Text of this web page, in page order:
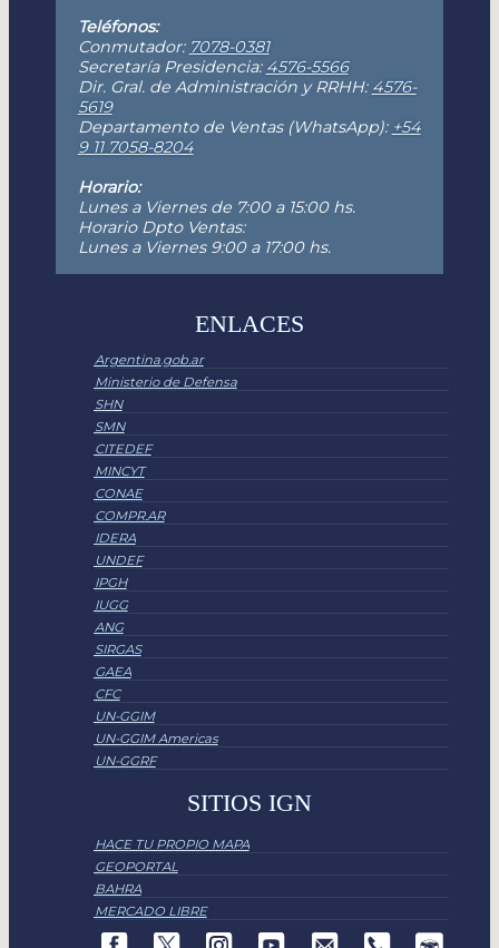
Teléfonos:
Conmutador: 7078-0381
Secretaría Presidencia: 4576-5566
Dir. Gral. de Administración y RRHH: 4576-
5619
Departamento de Ventas (WhatsApp): +54
9 11 7058-8204
Horario:
Lunes a Viernes de 7:00 a 15:00 hs.
Horario Dpto Ventas:
Lunes a Viernes 9:00 a 17:00 hs.
ENLACES
Argentina.gob.ar
Ministerio de Defensa
SHN
SMN
CITEDEF
MINCYT
CONAE
COMPR.AR
IDERA
UNDEF
IPGH
IUGG
ANG
SIRGAS
GAEA
CFC
UN-GGIM
UN-GGIM Americas
UN-GGRF
SITIOS IGN
HACE TU PROPIO MAPA
GEOPORTAL
BAHRA
MERCADO LIBRE